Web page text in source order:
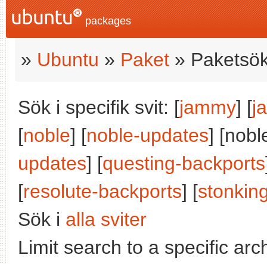
packages
» Ubuntu » Paket »
Sök i specifik svit: [jammy] [
[noble] [noble-updates]
updates] [questing-backports
[resolute-backports] [
Sök i alla sviter
Limit search to a specific